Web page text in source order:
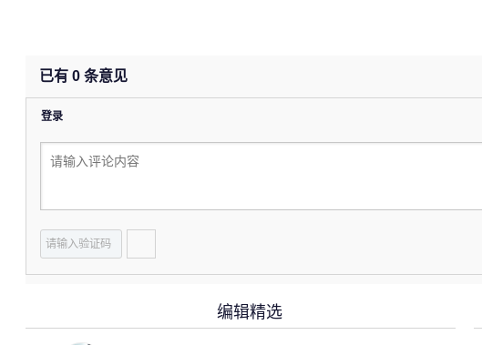
已有 0 条意见
登录
编辑精选